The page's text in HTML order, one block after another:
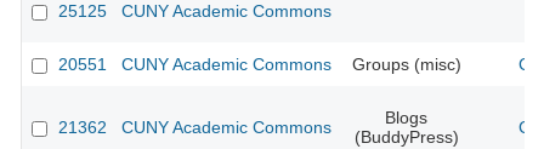
25125 CUNY Academic Commons
20551 CUNY Academic Commons Groups (misc)
21362 CUNY Academic Commons
Blogs
(BuddyPress)